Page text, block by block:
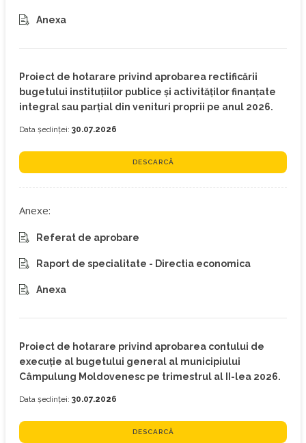
Anexa
Proiect de hotarare privind aprobarea rectificării
bugetului instituţiilor publice şi activităţilor finanţate
integral sau parţial din venituri proprii pe anul 2026.
Data ședinței: 30.07.2026
DESCARCĂ
Anexe:
Referat de aprobare
Raport de specialitate - Directia economica
Anexa
Proiect de hotarare privind aprobarea contului de
execuţie al bugetului general al municipiului
Câmpulung Moldovenesc pe trimestrul al II-lea 2026.
Data ședinței: 30.07.2026
DESCARCĂ